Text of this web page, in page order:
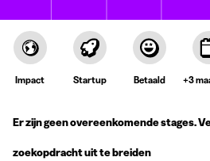
Impact Startup Betaald +3
Er zijn geen overeenkomende stages.
zoekopdracht uit te breiden